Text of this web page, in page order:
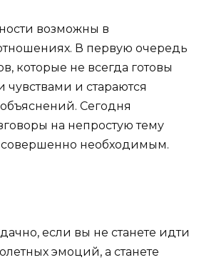
возможны в
В первую очередь
которые не всегда готовы
и стараются
Сегодня
на непростую тему
совершенно необходимым.
если вы не станете идти
эмоций, а станете